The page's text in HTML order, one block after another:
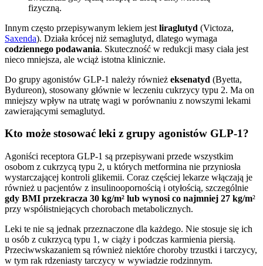
fizyczną.
Innym często przepisywanym lekiem jest liraglutyd (Victoza,
Saxenda). Działa krócej niż semaglutyd, dlatego wymaga
codziennego podawania. Skuteczność w redukcji masy ciała jest
nieco mniejsza, ale wciąż istotna klinicznie.
Do grupy agonistów GLP-1 należy również eksenatyd (Byetta,
Bydureon), stosowany głównie w leczeniu cukrzycy typu 2. Ma on
mniejszy wpływ na utratę wagi w porównaniu z nowszymi lekami
zawierającymi semaglutyd.
Kto może stosować leki z grupy agonistów GLP-1?
Agoniści receptora GLP-1 są przepisywani przede wszystkim
osobom z cukrzycą typu 2, u których metformina nie przyniosła
wystarczającej kontroli glikemii. Coraz częściej lekarze włączają je
również u pacjentów z insulinoopornością i otyłością, szczególnie
gdy BMI przekracza 30 kg/m² lub wynosi co najmniej 27 kg/m²
przy współistniejących chorobach metabolicznych.
Leki te nie są jednak przeznaczone dla każdego. Nie stosuje się ich
u osób z cukrzycą typu 1, w ciąży i podczas karmienia piersią.
Przeciwwskazaniem są również niektóre choroby trzustki i tarczycy,
w tym rak rdzeniasty tarczycy w wywiadzie rodzinnym.